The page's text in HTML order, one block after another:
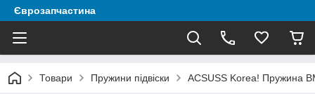
Єврозапчастина
Товари Пружини підвіски ACSUSS Korea! Пружина